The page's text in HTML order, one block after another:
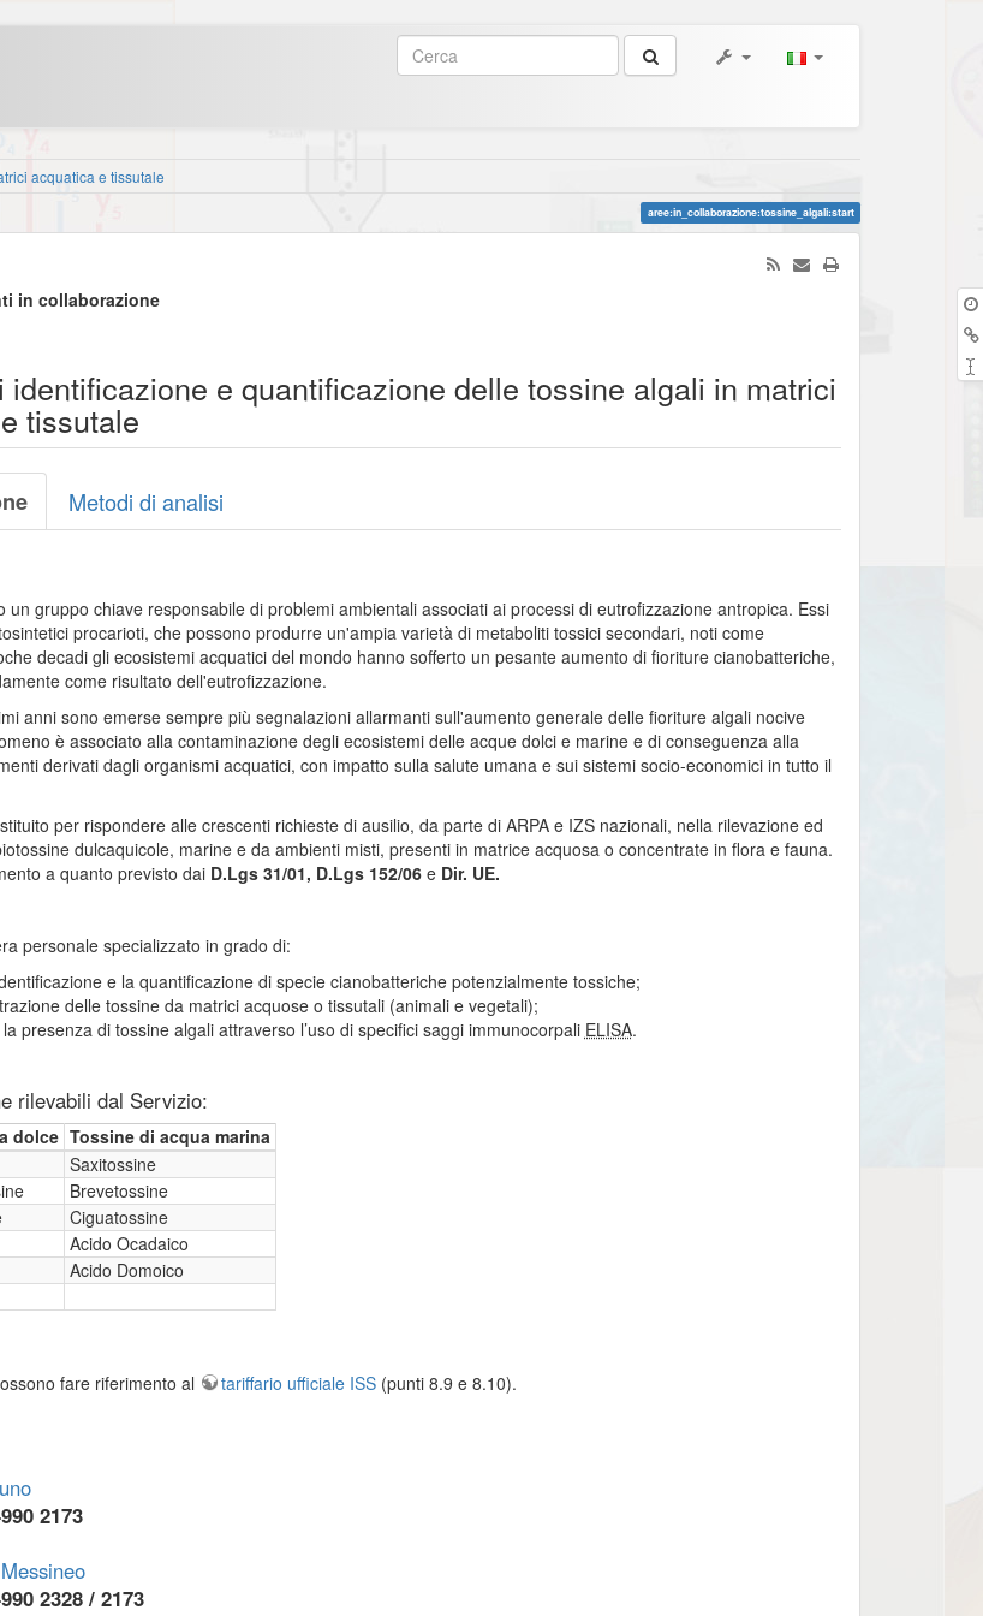
acquatica e tissutale
aree:in_collaborazione:tossine_algali:start
in collaborazione
identificazione e quantificazione delle tossine algali in matrici
tissutale
Metodi di analisi
un gruppo chiave responsabile di problemi ambientali associati ai processi di eutrofizzazione antropica. Essi
procarioti, che possono produrre un'ampia varietà di metaboliti tossici secondari, noti come
decadi gli ecosistemi acquatici del mondo hanno sofferto un pesante aumento di fioriture cianobatteriche,
come risultato dell'eutrofizzazione.
anni sono emerse sempre più segnalazioni allarmanti sull'aumento generale delle fioriture algali nocive
è associato alla contaminazione degli ecosistemi delle acque dolci e marine e di conseguenza alla
derivati dagli organismi acquatici, con impatto sulla salute umana e sui sistemi socio-economici in tutto il
per rispondere alle crescenti richieste di ausilio, da parte di ARPA e IZS nazionali, nella rilevazione ed
dulcaquicole, marine e da ambienti misti, presenti in matrice acquosa o concentrate in flora e fauna.
a quanto previsto dai D.Lgs 31/01, D.Lgs 152/06e Dir. UE.
personale specializzato in grado di:
e la quantificazione di specie cianobatteriche potenzialmente tossiche;
delle tossine da matrici acquose o tissutali (animali e vegetali);
presenza di tossine algali attraverso l’uso di specifici saggi immunocorpali ELISA.
rilevabili dal Servizio:
dolce Tossine di acqua marina
Saxitossine
Brevetossine
Ciguatossine
Acido Ocadaico
Acido Domoico
fare riferimento al tariffario ufficiale ISS(punti 8.9 e 8.10).
2173
2328 / 2173